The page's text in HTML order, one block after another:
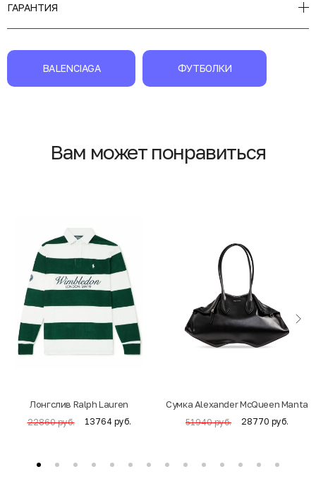
ГАРАНТИЯ
BALENCIAGA ФУТБОЛКИ
Вам может понравиться
Лонгслив Ralph Lauren
22860 руб. 13764 руб.
Cумка Alexander McQueen Manta
51940 руб. 28770 руб.